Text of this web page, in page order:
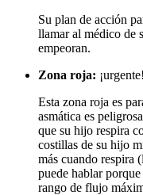
Su plan de acción
llamar al médico de
empeoran.
Zona roja: ¡urgente!
Esta zona roja es
asmática es
que su hijo respira
costillas de su hijo
más cuando respira
puede hablar
rango de flujo